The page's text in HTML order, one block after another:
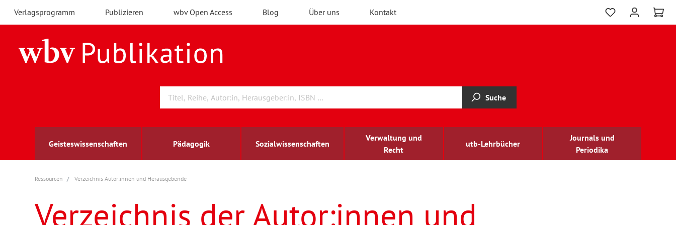
Verlagsprogramm Publizieren wbv Open Access Blog Über uns Kontakt
Suche
Geisteswissenschaften Pädagogik Sozialwissenschaften
Verwaltung und
Recht
utb-Lehrbücher
Journals und
Periodika
Archäologie
Berufs- und Wirtschaftspädagogik
Arbeitsmarktforschung
Außenwirtschaft
berufsbildung
Ressourcen Verzeichnis Autor:innen und Herausgebende
Verzeichnis der Autor:innen und